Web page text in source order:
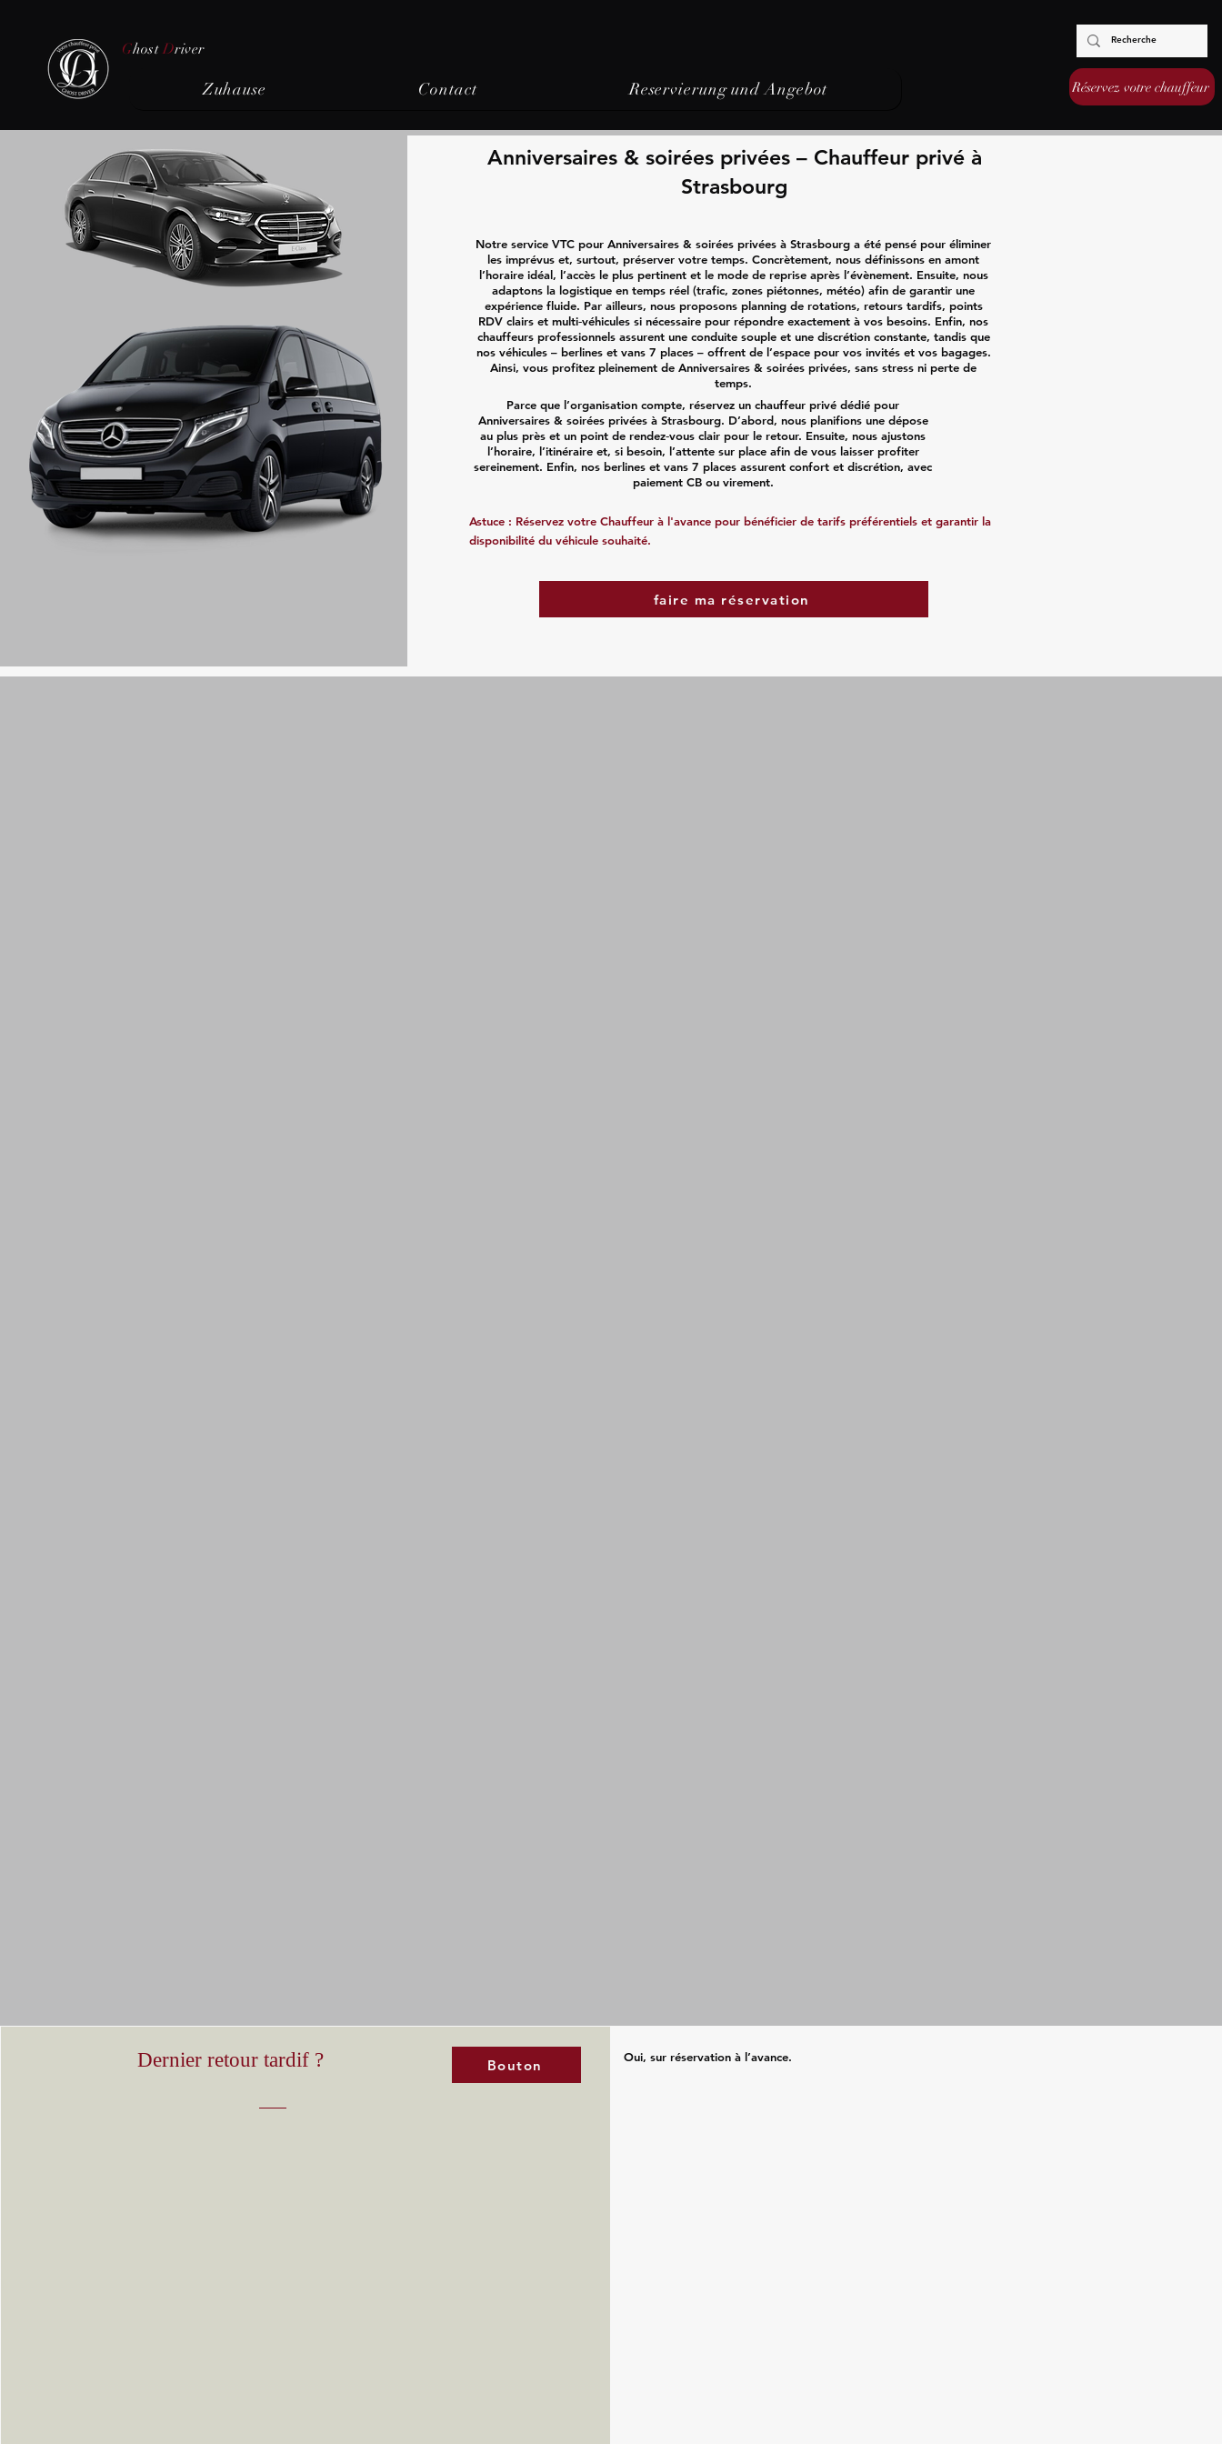
Ghost Driver
Zuhause Contact Reservierung und Angebot Réservez votre chauffeur
Anniversaires & soirées privées – Chauffeur privé à
Strasbourg
Notre service VTC pour Anniversaires & soirées privées à Strasbourg a été pensé pour éliminer
les imprévus et, surtout, préserver votre temps. Concrètement, nous définissons en amont
l’horaire idéal, l’accès le plus pertinent et le mode de reprise après l’évènement. Ensuite, nous
adaptons la logistique en temps réel (trafic, zones piétonnes, météo) afin de garantir une
expérience fluide. Par ailleurs, nous proposons planning de rotations, retours tardifs, points
RDV clairs et multi‑véhicules si nécessaire pour répondre exactement à vos besoins. Enfin, nos
chauffeurs professionnels assurent une conduite souple et une discrétion constante, tandis que
nos véhicules – berlines et vans 7 places – offrent de l’espace pour vos invités et vos bagages.
Ainsi, vous profitez pleinement de Anniversaires & soirées privées, sans stress ni perte de
temps.
Parce que l’organisation compte, réservez un chauffeur privé dédié pour
Anniversaires & soirées privées à Strasbourg. D’abord, nous planifions une dépose
au plus près et un point de rendez‑vous clair pour le retour. Ensuite, nous ajustons
l’horaire, l’itinéraire et, si besoin, l’attente sur place afin de vous laisser profiter
sereinement. Enfin, nos berlines et vans 7 places assurent confort et discrétion, avec
paiement CB ou virement.
Astuce : Réservez votre Chauffeur à l'avance pour bénéficier de tarifs préférentiels et garantir la
disponibilité du véhicule souhaité.
faire ma réservation
Dernier retour tardif ? Bouton Oui, sur réservation à l’avance.